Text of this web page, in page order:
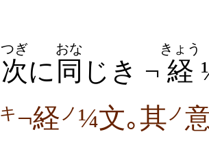
次
つぎ
に 同
おな
じき ¬ 経
きょう
キ ¬経 ノ ¼文｡其 ノ